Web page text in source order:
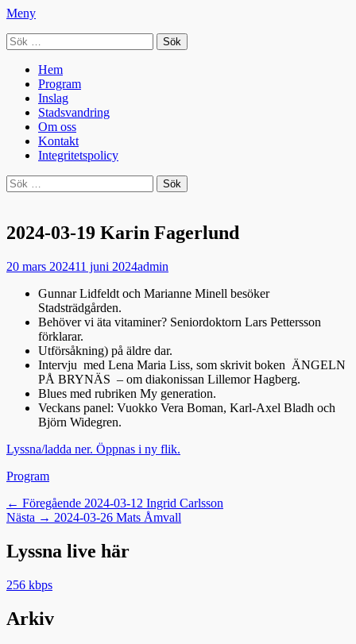
Meny
Seniorradion
Sök
efter:
Primär
meny
Hoppa
innehåll
Hem
Program
Inslag
Stadsvandring
Om oss
Kontakt
Integritetspolicy
Sök
Sök
efter:
2024-03-19 Karin Fagerlund
Publicerad
20 mars 202411 juni 2024Författare
admin
Gunnar Lidfeldt och Marianne Minell besöker
Stadsträdgården.
Behöver vi äta vitaminer? Seniordoktorn Lars Pettersson
förklarar.
Utförsåkning) på äldre dar.
Intervju med Lena Maria Liss, som skrivit boken ÄNGELN
PÅ BRYNÄS – om diakonissan Lillemor Hagberg.
Blues med rubriken My generation.
Veckans panel: Vuokko Vera Boman, Karl-Axel Bladh och
Björn Widegren.
Lyssna/ladda ner. Öppnas i ny flik.
Kategorier
Program
Inläggsnavigering
← Föregående Föregående
inlägg:
2024-03-12 Ingrid Carlsson
Nästa → Nästa
2024-03-26 Mats Åmvall
Lyssna live här
256 kbps
Arkiv